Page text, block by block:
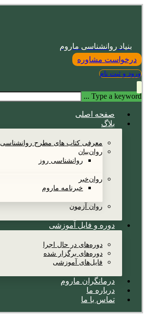
بنیاد روانشناسی ماروم
درخواست مشاوره
ورود و ثبت نام
Type a keyword ...
صفحه اصلی
بلاگ
معرفی کتاب های مطرح روانشناسی
روان‌بیان
روانشناسی روز
روان‌خبر
خبرنامه ماروم
روان آزمون
دوره و فایل آموزشی
دوره‌های در حال اجرا
دوره‌های برگزار شده
فایل‌های آموزشی
درمانگران ماروم
درباره ما
تماس با ما